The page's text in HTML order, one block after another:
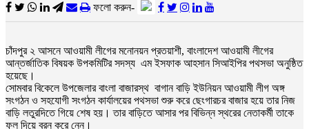
ফলো করুন-
চাঁদপুর ২ আসনে আওয়ামী লীগের মনোনয়ন প্রতয়াশী, বাংলাদেশ আওয়ামী লীগের
আন্তর্জাতিক বিষয়ক উপকমিটির সদস্য এম ইসফাক আহসান সিআইপির পথসভা অনুষ্ঠিত
হয়েছে।
সোমবার বিকেলে উপজেলার বাংলা বাজারস্থ বাগান বাড়ি ইউনিয়ন আওয়ামী লীগ অঙ্গ
সংগঠন ও সহযোগী সংগঠন কার্যালয়ের পথসভা শুরু করে ছেংগারচর বাজার হয়ে তার নিজ
বাড়ি লতুরদিতে গিয়ে শেষ হয়। তার বাড়িতে আসার পর বিভিন্ন স্থরের নেতাকর্মী তাকে
ফুল দিয়ে বরন করে নেন।